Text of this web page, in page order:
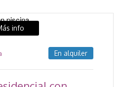
info
En alquiler